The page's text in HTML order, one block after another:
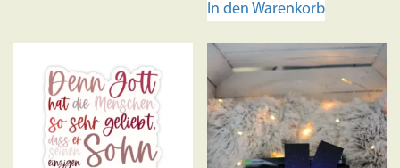
In den Warenkorb